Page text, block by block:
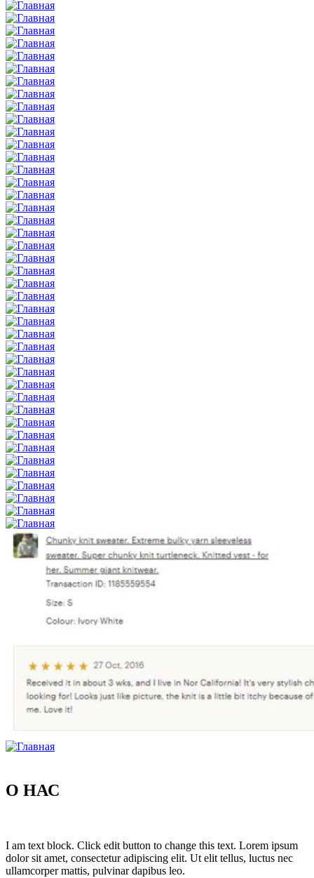
О НАС
I am text block. Click edit button to change this text. Lorem ipsum
dolor sit amet, consectetur adipiscing elit. Ut elit tellus, luctus nec
ullamcorper mattis, pulvinar dapibus leo.